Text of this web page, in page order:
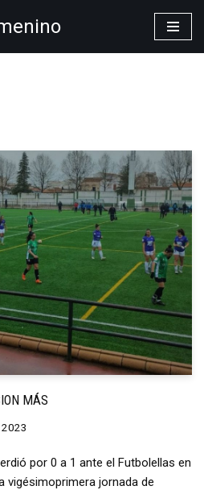
MÁS
por 0 a 1 ante el Futbolellas en
vigésimoprimera jornada de